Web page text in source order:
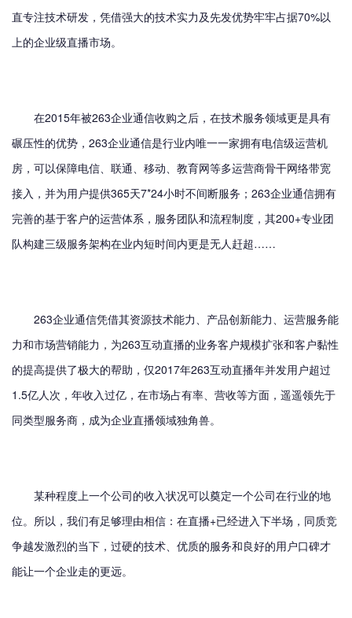
直专注技术研发，凭借强大的技术实力及先发优势牢牢占据70%以
上的企业级直播市场。
在2015年被263企业通信收购之后，在技术服务领域更是具有
碾压性的优势，263企业通信是行业内唯一一家拥有电信级运营机
房，可以保障电信、联通、移动、教育网等多运营商骨干网络带宽
接入，并为用户提供365天7*24小时不间断服务；263企业通信拥有
完善的基于客户的运营体系，服务团队和流程制度，其200+专业团
队构建三级服务架构在业内短时间内更是无人赶超……
263企业通信凭借其资源技术能力、产品创新能力、运营服务能
力和市场营销能力，为263互动直播的业务客户规模扩张和客户黏性
的提高提供了极大的帮助，仅2017年263互动直播年并发用户超过
1.5亿人次，年收入过亿，在市场占有率、营收等方面，遥遥领先于
同类型服务商，成为企业直播领域独角兽。
某种程度上一个公司的收入状况可以奠定一个公司在行业的地
位。所以，我们有足够理由相信：在直播+已经进入下半场，同质竞
争越发激烈的当下，过硬的技术、优质的服务和良好的用户口碑才
能让一个企业走的更远。